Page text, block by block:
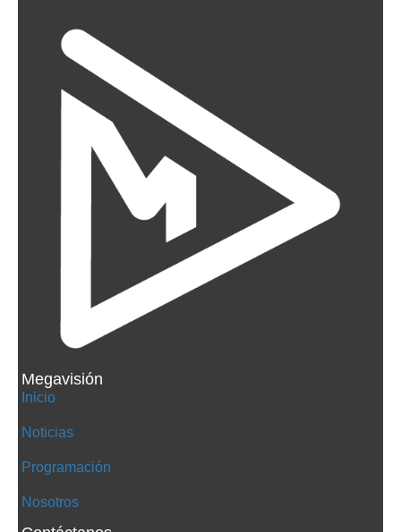
Megavisión
Inicio
Noticias
Programación
Nosotros